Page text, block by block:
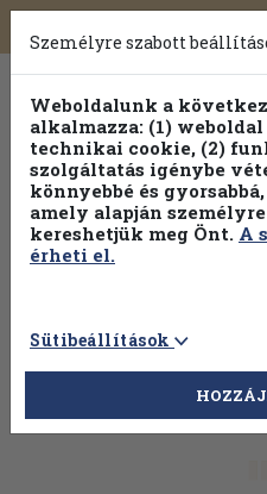
Toggle
navigation
Válogasson több
Hobbi
Személyre szabott
Weboldalunk a
alkalmazza: (1)
technikai cookie, (2)
szolgáltatás igénybe
könnyebbé és
amely alapján
kereshetjük meg Önt. A
érheti el.
Sütibeállítások